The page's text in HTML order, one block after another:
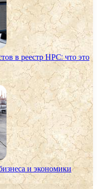
в реестр НРС: что это
и экономики